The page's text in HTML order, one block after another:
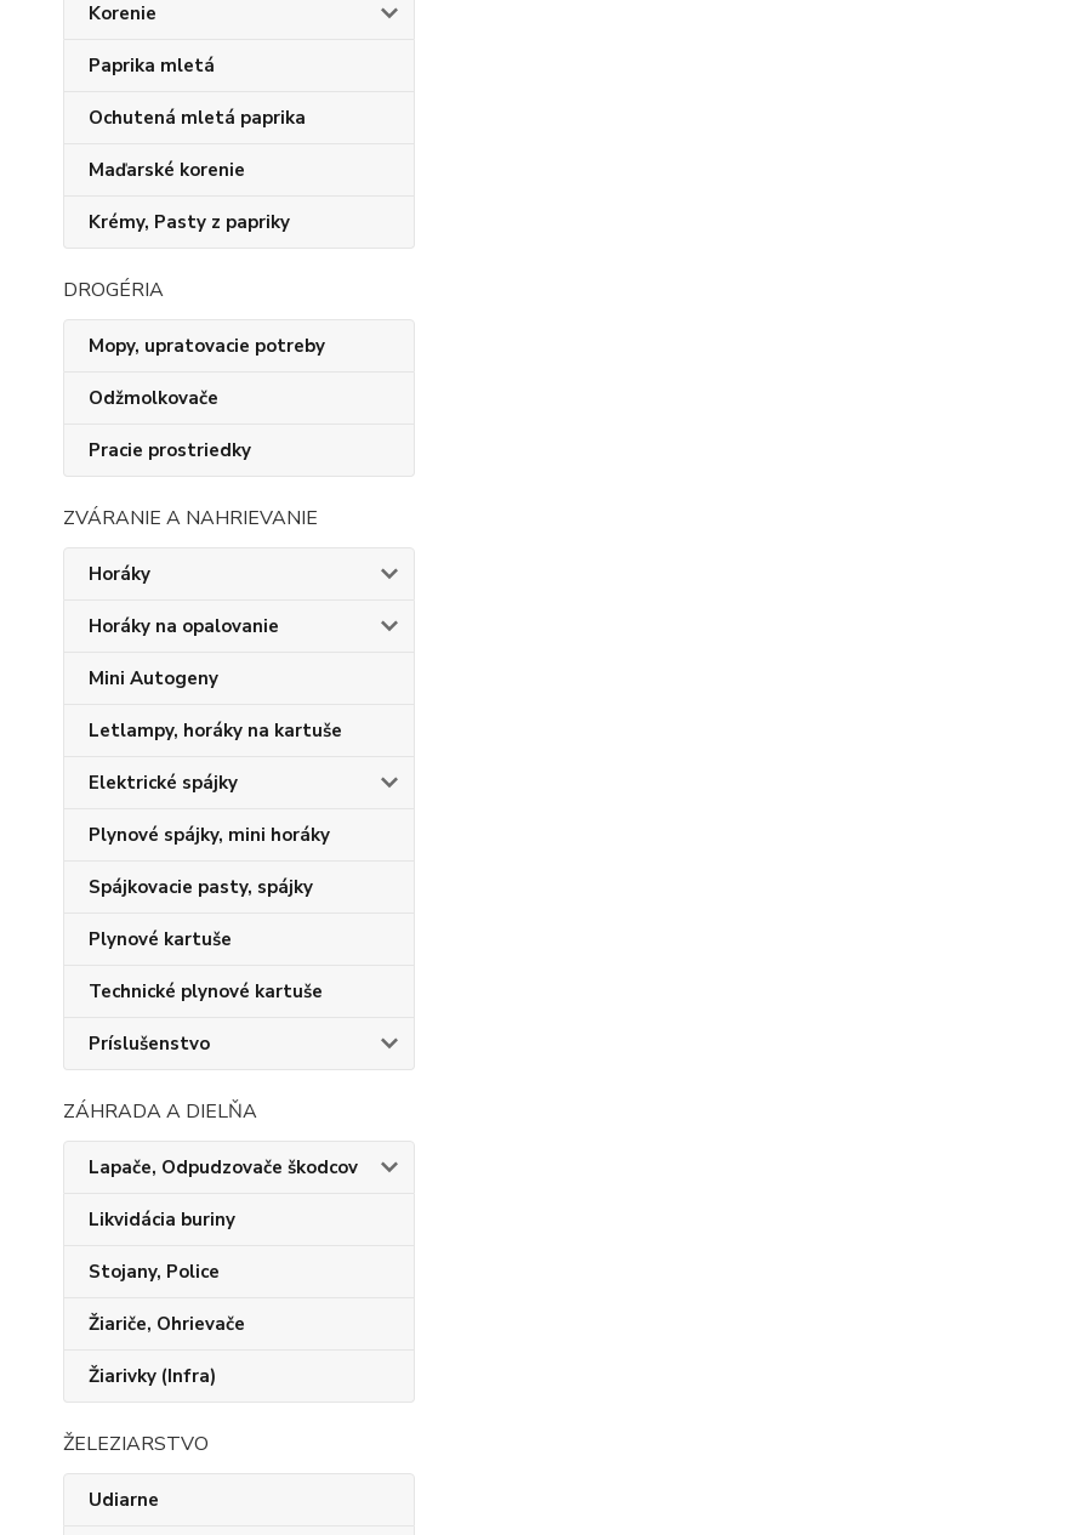
Korenie
Paprika mletá
Ochutená mletá paprika
Maďarské korenie
Krémy, Pasty z papriky
DROGÉRIA
Mopy, upratovacie potreby
Odžmolkovače
Pracie prostriedky
ZVÁRANIE A NAHRIEVANIE
Horáky
Horáky na opalovanie
Mini Autogeny
Letlampy, horáky na kartuše
Elektrické spájky
Plynové spájky, mini horáky
Spájkovacie pasty, spájky
Plynové kartuše
Technické plynové kartuše
Príslušenstvo
ZÁHRADA A DIELŇA
Lapače, Odpudzovače škodcov
Likvidácia buriny
Stojany, Police
Žiariče, Ohrievače
Žiarivky (Infra)
ŽELEZIARSTVO
Udiarne